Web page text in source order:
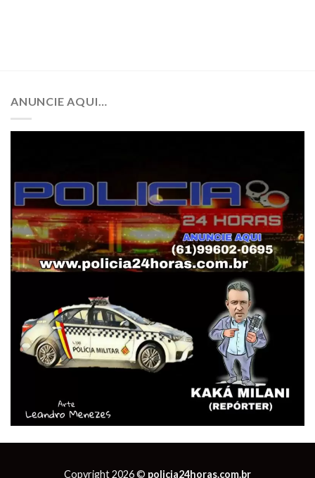
ANUNCIE AQUI…
Copyright 2026 © policia24horas.com.br